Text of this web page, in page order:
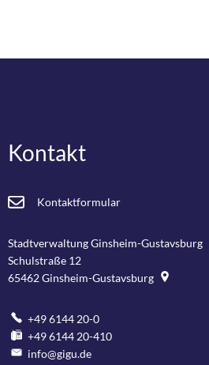
Kontakt
Kontaktformular
Stadtverwaltung Ginsheim-Gustavsburg
Schulstraße 12
65462Ginsheim-Gustavsburg
+49 6144 20-0
+49 6144 20-410
info@gigu.de